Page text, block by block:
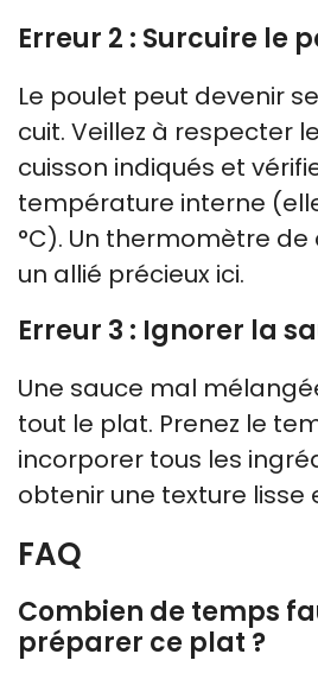
Erreur 2 : Surcuire le
Le poulet peut devenir
cuit. Veillez à respecter
cuisson indiqués et
température interne
°C). Un thermomètre
un allié précieux ici.
Erreur 3 : Ignorer la
Une sauce mal
tout le plat. Prenez le
incorporer tous les
obtenir une texture lisse
FAQ
Combien de temps
préparer ce plat ?